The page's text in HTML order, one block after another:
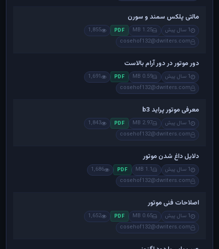
مالتی پلکس سمند و سورن
1 سال پیش 1.25 MB
PDF
1,855
cosehof132@dwriters.com
دور موتور در دور آرام بالاست
1 سال پیش 0.59 MB
PDF
1,691
cosehof132@dwriters.com
معرفی موتور پراید b3
1 سال پیش 2.97 MB
PDF
1,843
cosehof132@dwriters.com
دلایل داغ شدن موتور
1 سال پیش 1.1 MB
PDF
1,686
cosehof132@dwriters.com
اصلاحات فنی موتور
1 سال پیش 0.65 MB
PDF
1,652
cosehof132@dwriters.com